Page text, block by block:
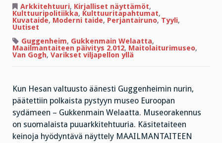
Kylähullujen
hommia
ja
Arkkitehtuuri, Kirjalliset näyttämöt,
Kulttuuripolitiikka, Kulttuuritapahtumat,
Kuvataide, Moderni taide, Perjantairuno, Tyyli,
Uutiset
Guggenheim, Gukkenmain Welaatta,
Maailmantaiteen päivitys 2.012, Maitolaiturimuseo,
Van Gogh, Varikset viljapellon yllä
Kun Hesan valtuusto äänesti Guggenheimin nurin,
päätettiin polkaista pystyyn museo Euroopan
sydämeen – Gukkenmain Welaatta. Museorakennus
on suomalaista puuarkkitehtuuria. Käsitetaiteen
keinoja hyödyntävä näyttely MAAILMANTAITEEN